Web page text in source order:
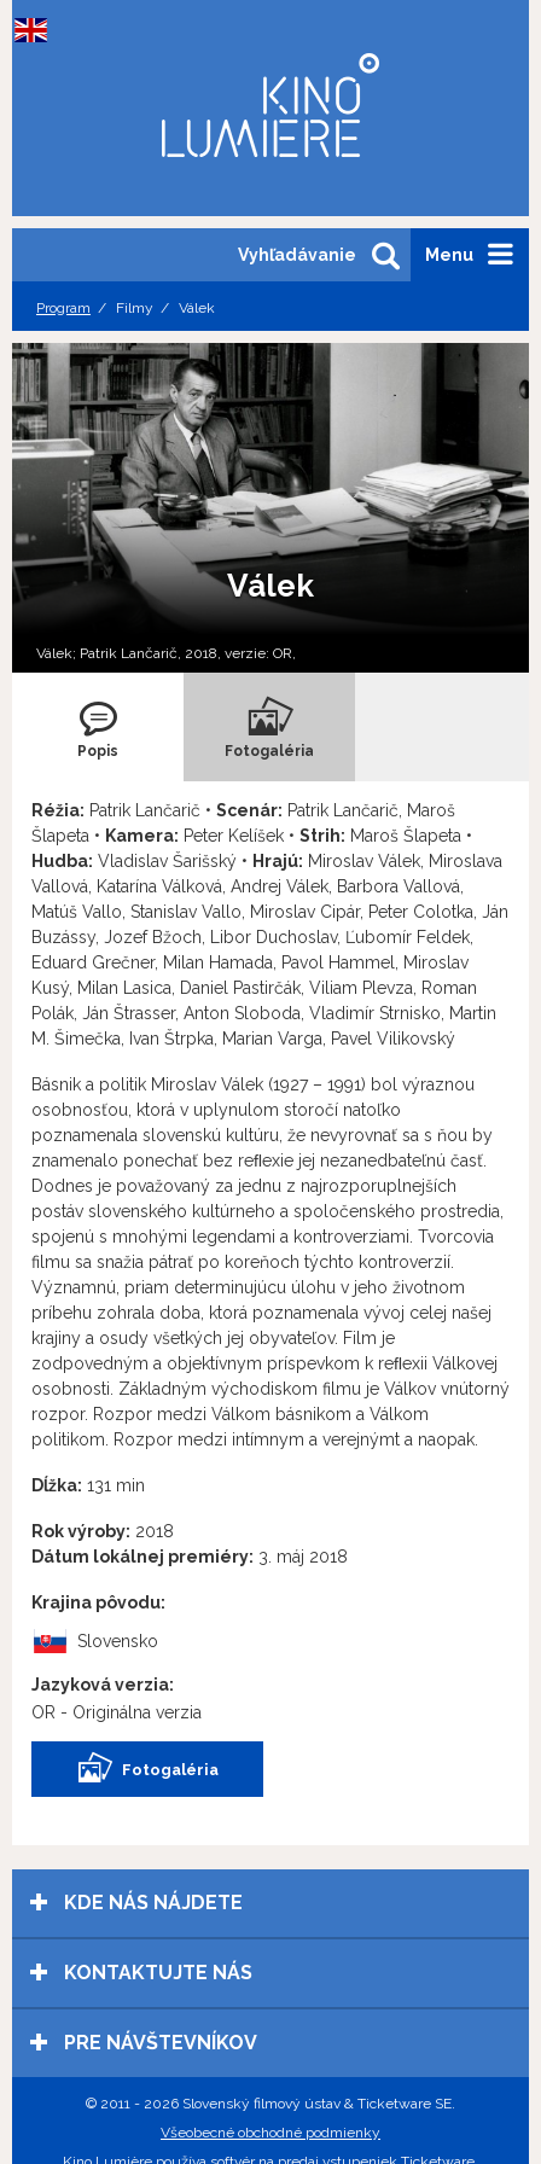
Menu
Vyhľadávanie
Program Filmy Válek
Válek
Válek; Patrik Lančarič, 2018, verzie: OR,
Popis Fotogaléria
Réžia: Patrik Lančarič • Scenár: Patrik Lančarič, Maroš
Šlapeta • Kamera: Peter Kelíšek • Strih: Maroš Šlapeta •
Hudba: Vladislav Šarišský • Hrajú: Miroslav Válek, Miroslava
Vallová, Katarína Válková, Andrej Válek, Barbora Vallová,
Matúš Vallo, Stanislav Vallo, Miroslav Cipár, Peter Colotka, Ján
Buzássy, Jozef Bžoch, Libor Duchoslav, Ľubomír Feldek,
Eduard Grečner, Milan Hamada, Pavol Hammel, Miroslav
Kusý, Milan Lasica, Daniel Pastirčák, Viliam Plevza, Roman
Polák, Ján Štrasser, Anton Sloboda, Vladimír Strnisko, Martin
M. Šimečka, Ivan Štrpka, Marian Varga, Pavel Vilikovský
Básnik a politik Miroslav Válek (1927 – 1991) bol výraznou
osobnosťou, ktorá v uplynulom storočí natoľko
poznamenala slovenskú kultúru, že nevyrovnať sa s ňou by
znamenalo ponechať bez reﬂexie jej nezanedbateľnú časť.
Dodnes je považovaný za jednu z najrozporuplnejších
postáv slovenského kultúrneho a spoločenského prostredia,
spojenú s mnohými legendami a kontroverziami. Tvorcovia
filmu sa snažia pátrať po koreňoch týchto kontroverzií.
Významnú, priam determinujúcu úlohu v jeho životnom
príbehu zohrala doba, ktorá poznamenala vývoj celej našej
krajiny a osudy všetkých jej obyvateľov. Film je
zodpovedným a objektívnym príspevkom k reﬂexii Válkovej
osobnosti. Základným východiskom filmu je Válkov vnútorný
rozpor. Rozpor medzi Válkom básnikom a Válkom
politikom. Rozpor medzi intímnym a verejnýmt a naopak.
Dĺžka: 131 min
Rok výroby: 2018
Dátum lokálnej premiéry: 3. máj 2018
Krajina pôvodu:
Slovensko
Jazyková verzia:
OR - Originálna verzia
Fotogaléria
KDE NÁS NÁJDETE
KONTAKTUJTE NÁS
PRE NÁVŠTEVNÍKOV
© 2011 - 2026 Slovenský filmový ústav & Ticketware SE.
Všeobecné obchodné podmienky